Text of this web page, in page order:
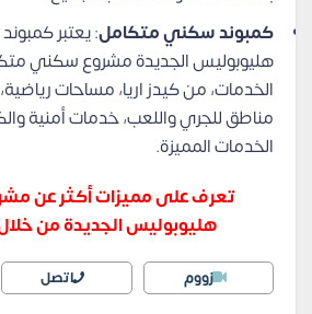
كمبوند سكني متكامل: يعتبر
هليوبوليس الجديدة مشروع سكني
الخدمات، من كيدز اريا، مساحات
مناطق للجري واللعب، خدمات أمنية
الخدمات المميزة.
تعرف على مميزات أكثر عن
هليوبوليس الجديدة من خلال
زووم اتصل